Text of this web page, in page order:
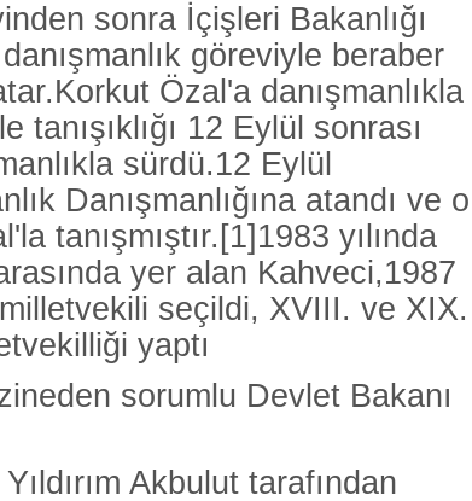
sonra İçişleri Bakanlığı
göreviyle beraber
Özal'a danışmanlıkla
tanışıklığı 12 Eylül sonrası
sürdü.12 Eylül
Danışmanlığına atandı ve o
tanışmıştır.[1]1983 yılında
yer alan Kahveci,1987
seçildi, XVIII. ve XIX.
yaptı
sorumlu Devlet Bakanı
Akbulut tarafından